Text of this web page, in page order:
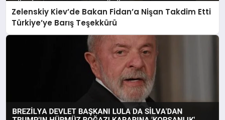
Zelenskiy Kiev’de Bakan Fidan’a Nişan Takdim Etti
Türkiye’ye Barış Teşekkürü